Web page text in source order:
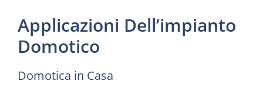
Applicazioni Dell’impianto
Domotico
Domotica in Casa